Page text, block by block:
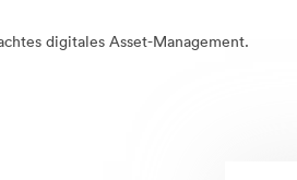
digitales Asset-Management.